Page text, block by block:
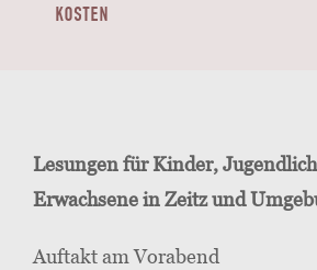
KOSTEN
Lesungen für Kinder,
Erwachsene in Zeitz und
Auftakt am Vorabend